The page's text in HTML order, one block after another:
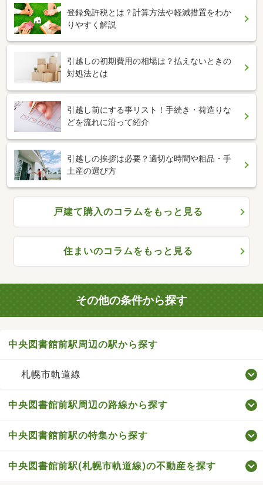
登録免許税とは？計算方法や軽減措置をわか
りやすく解説
引越しの初期費用の相場は？払えないときの
対処法とは
引越し前にする事リスト！手続き・荷造りな
どを流れに沿って紹介
引越しの挨拶は必要？適切な時間や粗品・手
土産の選び方
戸建て購入のコラムをもっと見る
住まいのコラムをもっと見る
その他の条件から探す
中央図書館前駅周辺の駅から探す
札幌市軌道線
中央図書館前駅周辺の路線から探す
中央図書館前駅の特集から探す
中央図書館前駅(札幌市軌道線)の不動産を探す